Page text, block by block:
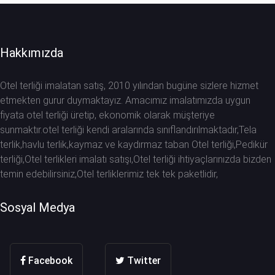
Hakkımızda
Otel terliği imalatan satış, 2010 yılından bugüne sizlere hizmet
etmekten gurur duymaktayız. Amacımız imalatımızda uygun
fiyata otel terliği üretip, ekonomik olarak müşteriye
sunmaktır.otel terliği kendi aralarında sınıflandırılmaktadır,Tela
terlik,havlu terlik,kaymaz ve kaydırmaz taban Otel terliği,Pedikür
terliği,Otel terlikleri imalatı satışı,Otel terliği ihtiyaçlarınızda bizden
temin edebilirsiniz,Otel terliklerimiz tek tek paketlidir,
Sosyal Medya
Facebook Twitter